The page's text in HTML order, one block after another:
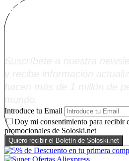
Alta
Introduce tu Email
Doy mi consentimiento para recibir
promocionales de Soloski.net